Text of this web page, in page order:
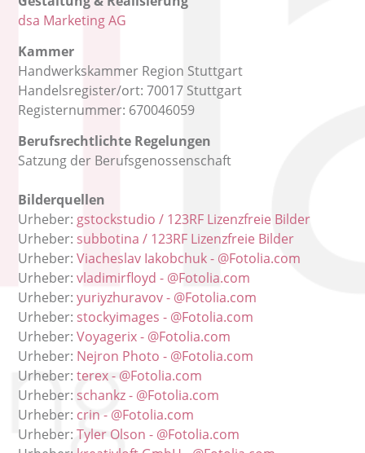
dsa Marketing AG
Kammer
Handwerkskammer Region Stuttgart
Handelsregister/ort: 70017 Stuttgart
Registernummer: 670046059
Berufsrechtlichte Regelungen
Satzung der Berufsgenossenschaft
Bilderquellen
Urheber: gstockstudio / 123RF Lizenzfreie Bilder
Urheber: subbotina / 123RF Lizenzfreie Bilder
Urheber:Viacheslav Iakobchuk - @Fotolia.com
Urheber:vladimirfloyd - @Fotolia.com
Urheber:yuriyzhuravov - @Fotolia.com
Urheber: stockyimages - @Fotolia.com
Urheber:Voyagerix - @Fotolia.com
Urheber: Nejron Photo - @Fotolia.com
Urheber:terex - @Fotolia.com
Urheber: schankz - @Fotolia.com
Urheber: crin - @Fotolia.com
Urheber:Tyler Olson - @Fotolia.com